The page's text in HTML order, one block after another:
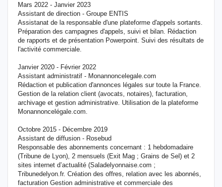
Mars 2022 - Janvier 2023
Assistant de direction - Groupe ENTIS
Assistanat de la responsable d'une plateforme d'appels sortants.
Préparation des campagnes d'appels, suivi et bilan. Rédaction
de rapports et de présentation Powerpoint. Suivi des résultats de
l'activité commerciale.
Janvier 2020 - Février 2022
Assistant administratif - Monannoncelegale.com
Rédaction et publication d'annonces légales sur toute la France.
Gestion de la relation client (avocats, notaires), facturation,
archivage et gestion administrative. Utilisation de la plateforme
Monannoncelégale.com.
Octobre 2015 - Décembre 2019
Assistant de diffusion - Rosebud
Responsable des abonnements concernant : 1 hebdomadaire
(Tribune de Lyon), 2 mensuels (Exit Mag ; Grains de Sel) et 2
sites internet d’actualité (Saladelyonnaise.com ;
Tribunedelyon.fr. Création des offres, relation avec les abonnés,
facturation Gestion administrative et commerciale des